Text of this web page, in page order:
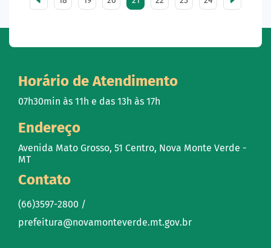
Horário de Atendimento
07h30min às 11h e das 13h às 17h
Endereço
Avenida Mato Grosso, 51 Centro, Nova Monte Verde -
MT
Contato
(66)3597-2800 /
prefeitura@novamonteverde.mt.gov.br